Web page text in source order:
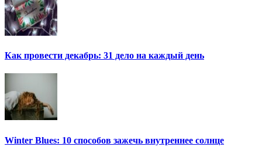
Как провести декабрь: 31 дело на каждый день
Winter Blues: 10 способов зажечь внутреннее солнце